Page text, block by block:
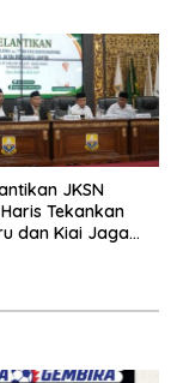
JKSN
Tekankan
dan Kiai Jaga